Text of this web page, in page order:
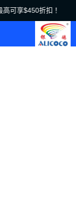
可享$450折扣！